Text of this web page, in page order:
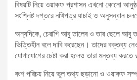
বিষয়টি নিয়ে ওয়াকফ প্রশাসন এখনো কোনো
সংশ্লিষ্ট দপ্তরে নথিপত্র যাচাই ও অনুসন্ধান
অন্যদিকে, চেরাগি আবু তালেব ও তার ছেলে আবু
ভিত্তিহীন বলে দাবি করেছেন। তাদের বক্তব্য
যোগাযোগের চেষ্টা করা হলেও তারা মন্তব্য করতে
বংশ পরিচয় নিয়ে ভুল তথ্য ছড়ানো ও ওয়াকফ